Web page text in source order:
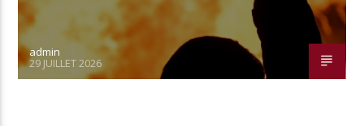
admin
29 JUILLET 2026